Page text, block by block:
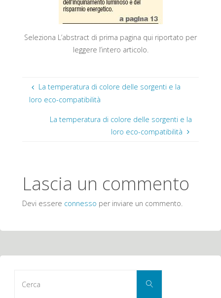
Seleziona L’abstract di prima pagina qui riportato per
leggere l’intero articolo.
La temperatura di colore delle sorgenti e la
loro eco-compatibilità
La temperatura di colore delle sorgenti e la
loro eco-compatibilità
Lascia un commento
Devi essere connesso per inviare un commento.
Cerca